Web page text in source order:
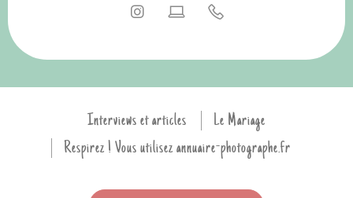
Interviews et articles
Le Mariage
Respirez ! Vous utilisez annuaire-photographe.fr